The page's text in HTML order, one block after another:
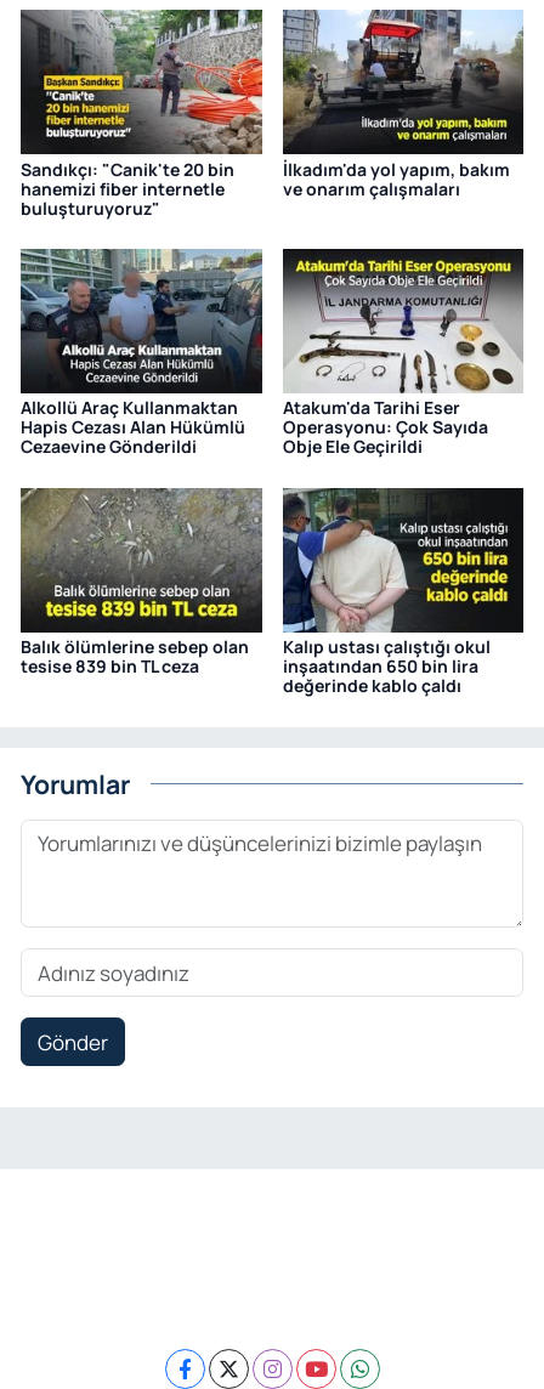
Sandıkçı: "Canik'te 20 bin
hanemizi fiber internetle
buluşturuyoruz"
İlkadım'da yol yapım, bakım
ve onarım çalışmaları
Alkollü Araç Kullanmaktan
Hapis Cezası Alan Hükümlü
Cezaevine Gönderildi
Atakum'da Tarihi Eser
Operasyonu: Çok Sayıda
Obje Ele Geçirildi
Balık ölümlerine sebep olan
tesise 839 bin TL ceza
Kalıp ustası çalıştığı okul
inşaatından 650 bin lira
değerinde kablo çaldı
Yorumlar
Gönder